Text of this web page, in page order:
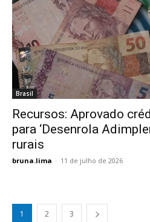
Brasil
Recursos: Aprovado
para ‘Desenrola
rurais
bruna.lima - 11 de julho de 2026
1 2 3